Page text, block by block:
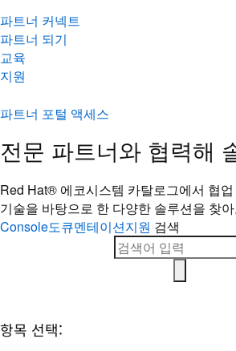
파트너 커넥트
파트너 되기
교육
지원
파트너 포털 액세스
전문 파트너와 협력해
Red Hat® 에코시스템 카탈로그에서 협
기술을 바탕으로 한 다양한 솔루션을 찾
Console도큐멘테이션지원 검색
항목 선택: